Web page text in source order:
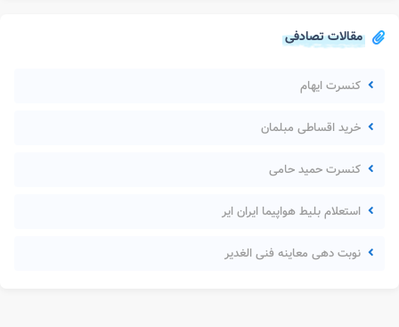
مقالات تصادفی
کنسرت ایهام
خرید اقساطی مبلمان
کنسرت حمید حامی
استعلام بلیط هواپیما ایران ایر
نوبت دهی معاینه فنی الغدیر